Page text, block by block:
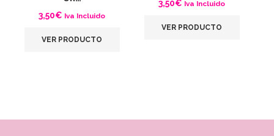
3,50€ Iva Incluido
VER PRODUCTO
3,50€ Iva Incluido
VER PRODUCTO